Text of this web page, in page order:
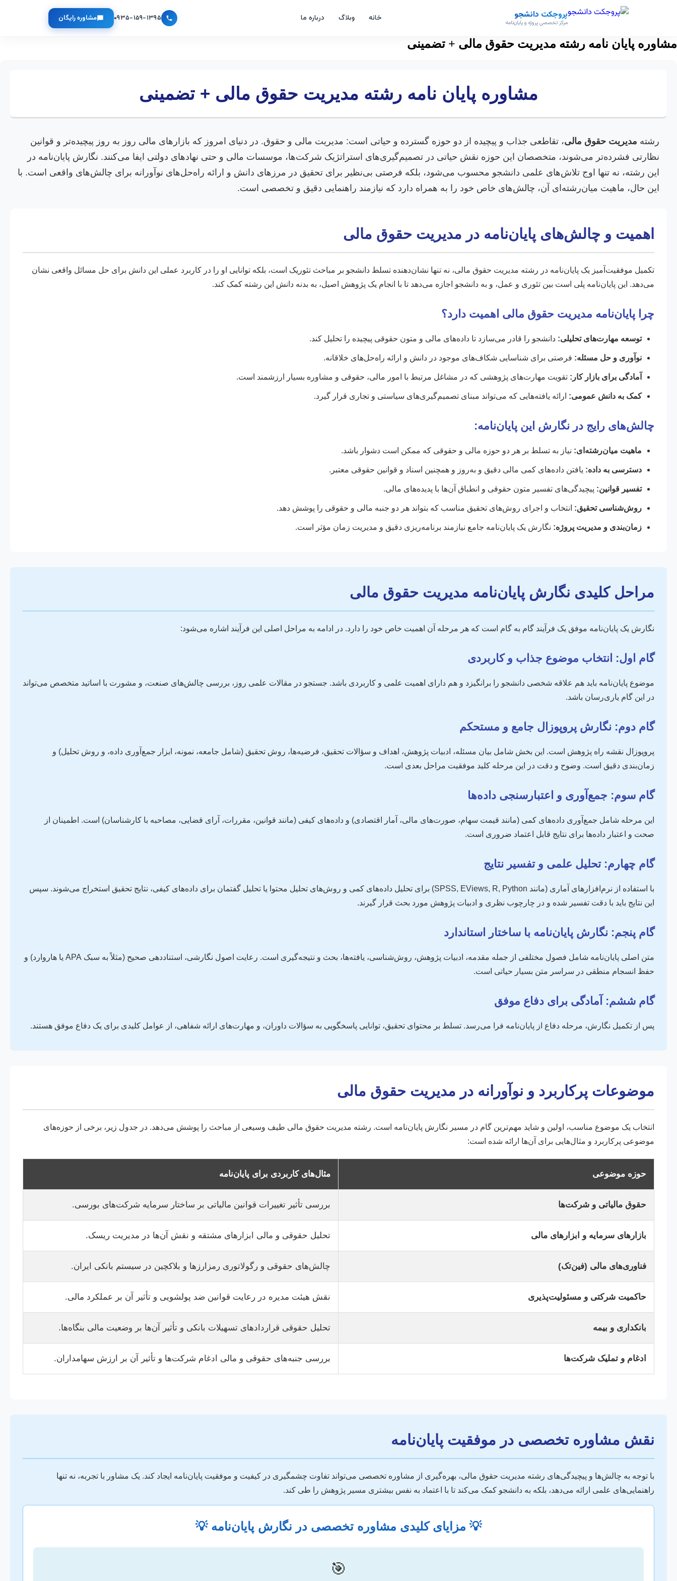
پروجکت دانشجو
مرکز تخصصی پروژه و پایان‌نامه خانه وبلاگ درباره ما ۰۹۳۵-۱۵۹-۱۳۹۵ مشاوره رایگان
مشاوره پایان نامه رشته مدیریت حقوق مالی + تضمینی
مشاوره پایان نامه رشته مدیریت حقوق مالی + تضمینی
رشته مدیریت حقوق مالی، تقاطعی جذاب و پیچیده از دو حوزه گسترده و حیاتی است: مدیریت مالی و حقوق. در دنیای امروز که بازارهای مالی روز به روز پیچیده‌تر و قوانین
نظارتی فشرده‌تر می‌شوند، متخصصان این حوزه نقش حیاتی در تصمیم‌گیری‌های استراتژیک شرکت‌ها، موسسات مالی و حتی نهادهای دولتی ایفا می‌کنند. نگارش پایان‌نامه در
این رشته، نه تنها اوج تلاش‌های علمی دانشجو محسوب می‌شود، بلکه فرصتی بی‌نظیر برای تحقیق در مرزهای دانش و ارائه راه‌حل‌های نوآورانه برای چالش‌های واقعی است. با
این حال، ماهیت میان‌رشته‌ای آن، چالش‌های خاص خود را به همراه دارد که نیازمند راهنمایی دقیق و تخصصی است.
اهمیت و چالش‌های پایان‌نامه در مدیریت حقوق مالی
تکمیل موفقیت‌آمیز یک پایان‌نامه در رشته مدیریت حقوق مالی، نه تنها نشان‌دهنده تسلط دانشجو بر مباحث تئوریک است، بلکه توانایی او را در کاربرد عملی این دانش برای حل مسائل واقعی نشان
می‌دهد. این پایان‌نامه پلی است بین تئوری و عمل، و به دانشجو اجازه می‌دهد تا با انجام یک پژوهش اصیل، به بدنه دانش این رشته کمک کند.
چرا پایان‌نامه مدیریت حقوق مالی اهمیت دارد؟
توسعه مهارت‌های تحلیلی: دانشجو را قادر می‌سازد تا داده‌های مالی و متون حقوقی پیچیده را تحلیل کند.
نوآوری و حل مسئله: فرصتی برای شناسایی شکاف‌های موجود در دانش و ارائه راه‌حل‌های خلاقانه.
آمادگی برای بازار کار: تقویت مهارت‌های پژوهشی که در مشاغل مرتبط با امور مالی، حقوقی و مشاوره بسیار ارزشمند است.
کمک به دانش عمومی: ارائه یافته‌هایی که می‌تواند مبنای تصمیم‌گیری‌های سیاستی و تجاری قرار گیرد.
چالش‌های رایج در نگارش این پایان‌نامه:
ماهیت میان‌رشته‌ای: نیاز به تسلط بر هر دو حوزه مالی و حقوقی که ممکن است دشوار باشد.
دسترسی به داده: یافتن داده‌های کمی مالی دقیق و به‌روز و همچنین اسناد و قوانین حقوقی معتبر.
تفسیر قوانین: پیچیدگی‌های تفسیر متون حقوقی و انطباق آن‌ها با پدیده‌های مالی.
روش‌شناسی تحقیق: انتخاب و اجرای روش‌های تحقیق مناسب که بتواند هر دو جنبه مالی و حقوقی را پوشش دهد.
زمان‌بندی و مدیریت پروژه: نگارش یک پایان‌نامه جامع نیازمند برنامه‌ریزی دقیق و مدیریت زمان مؤثر است.
مراحل کلیدی نگارش پایان‌نامه مدیریت حقوق مالی
نگارش یک پایان‌نامه موفق یک فرآیند گام به گام است که هر مرحله آن اهمیت خاص خود را دارد. در ادامه به مراحل اصلی این فرآیند اشاره می‌شود:
گام اول: انتخاب موضوع جذاب و کاربردی
موضوع پایان‌نامه باید هم علاقه شخصی دانشجو را برانگیزد و هم دارای اهمیت علمی و کاربردی باشد. جستجو در مقالات علمی روز، بررسی چالش‌های صنعت، و مشورت با اساتید متخصص می‌تواند
در این گام یاری‌رسان باشد.
گام دوم: نگارش پروپوزال جامع و مستحکم
پروپوزال نقشه راه پژوهش است. این بخش شامل بیان مسئله، ادبیات پژوهش، اهداف و سؤالات تحقیق، فرضیه‌ها، روش تحقیق (شامل جامعه، نمونه، ابزار جمع‌آوری داده، و روش تحلیل) و
زمان‌بندی دقیق است. وضوح و دقت در این مرحله کلید موفقیت مراحل بعدی است.
گام سوم: جمع‌آوری و اعتبارسنجی داده‌ها
این مرحله شامل جمع‌آوری داده‌های کمی (مانند قیمت سهام، صورت‌های مالی، آمار اقتصادی) و داده‌های کیفی (مانند قوانین، مقررات، آرای قضایی، مصاحبه با کارشناسان) است. اطمینان از
صحت و اعتبار داده‌ها برای نتایج قابل اعتماد ضروری است.
گام چهارم: تحلیل علمی و تفسیر نتایج
با استفاده از نرم‌افزارهای آماری (مانند SPSS, EViews, R, Python) برای تحلیل داده‌های کمی و روش‌های تحلیل محتوا یا تحلیل گفتمان برای داده‌های کیفی، نتایج تحقیق استخراج می‌شوند. سپس
این نتایج باید با دقت تفسیر شده و در چارچوب نظری و ادبیات پژوهش مورد بحث قرار گیرند.
گام پنجم: نگارش پایان‌نامه با ساختار استاندارد
متن اصلی پایان‌نامه شامل فصول مختلفی از جمله مقدمه، ادبیات پژوهش، روش‌شناسی، یافته‌ها، بحث و نتیجه‌گیری است. رعایت اصول نگارشی، استناددهی صحیح (مثلاً به سبک APA یا هاروارد) و
حفظ انسجام منطقی در سراسر متن بسیار حیاتی است.
گام ششم: آمادگی برای دفاع موفق
پس از تکمیل نگارش، مرحله دفاع از پایان‌نامه فرا می‌رسد. تسلط بر محتوای تحقیق، توانایی پاسخگویی به سؤالات داوران، و مهارت‌های ارائه شفاهی، از عوامل کلیدی برای یک دفاع موفق هستند.
موضوعات پرکاربرد و نوآورانه در مدیریت حقوق مالی
انتخاب یک موضوع مناسب، اولین و شاید مهم‌ترین گام در مسیر نگارش پایان‌نامه است. رشته مدیریت حقوق مالی طیف وسیعی از مباحث را پوشش می‌دهد. در جدول زیر، برخی از حوزه‌های
موضوعی پرکاربرد و مثال‌هایی برای آن‌ها ارائه شده است:
حوزه موضوعی مثال‌های کاربردی برای پایان‌نامه
حقوق مالیاتی و شرکت‌ها بررسی تأثیر تغییرات قوانین مالیاتی بر ساختار سرمایه شرکت‌های بورسی.
بازارهای سرمایه و ابزارهای مالی تحلیل حقوقی و مالی ابزارهای مشتقه و نقش آن‌ها در مدیریت ریسک.
فناوری‌های مالی (فین‌تک) چالش‌های حقوقی و رگولاتوری رمزارزها و بلاکچین در سیستم بانکی ایران.
حاکمیت شرکتی و مسئولیت‌پذیری نقش هیئت مدیره در رعایت قوانین ضد پولشویی و تأثیر آن بر عملکرد مالی.
بانکداری و بیمه تحلیل حقوقی قراردادهای تسهیلات بانکی و تأثیر آن‌ها بر وضعیت مالی بنگاه‌ها.
ادغام و تملیک شرکت‌ها بررسی جنبه‌های حقوقی و مالی ادغام شرکت‌ها و تأثیر آن بر ارزش سهامداران.
نقش مشاوره تخصصی در موفقیت پایان‌نامه
با توجه به چالش‌ها و پیچیدگی‌های رشته مدیریت حقوق مالی، بهره‌گیری از مشاوره تخصصی می‌تواند تفاوت چشمگیری در کیفیت و موفقیت پایان‌نامه ایجاد کند. یک مشاور با تجربه، نه تنها
راهنمایی‌های علمی ارائه می‌دهد، بلکه به دانشجو کمک می‌کند تا با اعتماد به نفس بیشتری مسیر پژوهش را طی کند.
💡 مزایای کلیدی مشاوره تخصصی در نگارش پایان‌نامه 💡
🎯